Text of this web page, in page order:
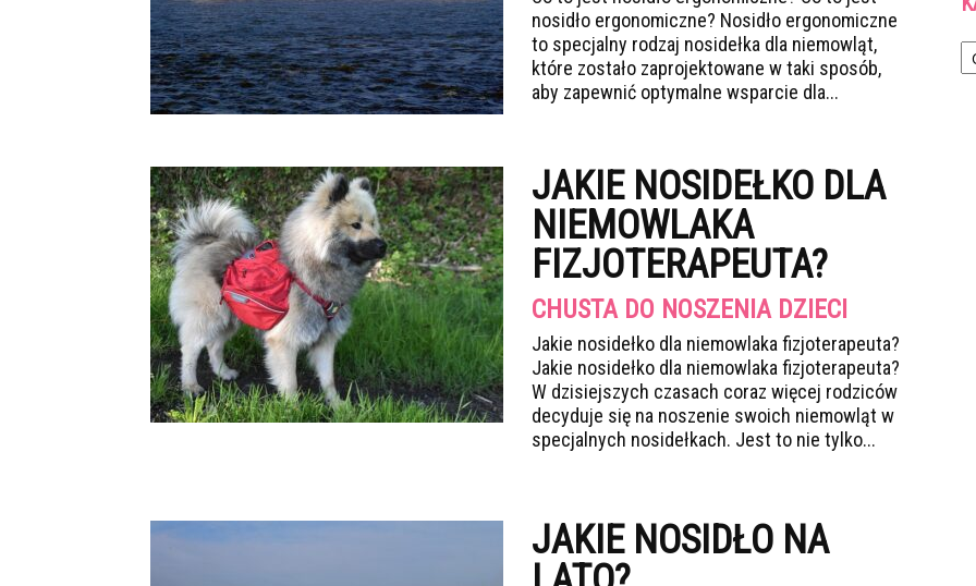
nosidło ergonomiczne? Nosidło ergonomiczne
to specjalny rodzaj nosidełka dla niemowląt,
które zostało zaprojektowane w taki sposób,
aby zapewnić optymalne wsparcie dla...
JAKIE NOSIDEŁKO DLA
NIEMOWLAKA
FIZJOTERAPEUTA?
CHUSTA DO NOSZENIA DZIECI
Jakie nosidełko dla niemowlaka fizjoterapeuta?
Jakie nosidełko dla niemowlaka fizjoterapeuta?
W dzisiejszych czasach coraz więcej rodziców
decyduje się na noszenie swoich niemowląt w
specjalnych nosidełkach. Jest to nie tylko...
JAKIE NOSIDŁO NA